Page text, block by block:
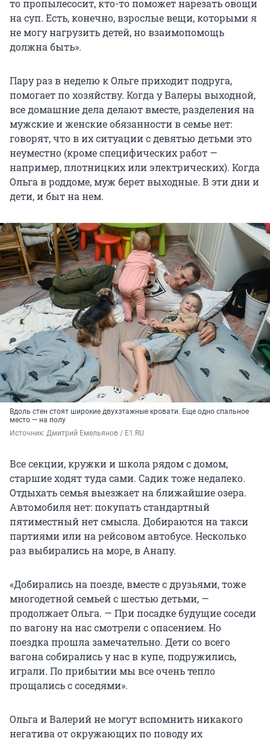
то пропылесосит, кто-то поможет нарезать овощи
на суп. Есть, конечно, взрослые вещи, которыми я
не могу нагрузить детей, но взаимопомощь
должна быть».
Пару раз в неделю к Ольге приходит подруга,
помогает по хозяйству. Когда у Валеры выходной,
все домашние дела делают вместе, разделения на
мужские и женские обязанности в семье нет:
говорят, что в их ситуации с девятью детьми это
неуместно (кроме специфических работ —
например, плотницких или электрических). Когда
Ольга в роддоме, муж берет выходные. В эти дни и
дети, и быт на нем.
Вдоль стен стоят широкие двухэтажные кровати. Еще одно спальное
место — на полу
Источник: Дмитрий Емельянов / E1.RU
Все секции, кружки и школа рядом с домом,
старшие ходят туда сами. Садик тоже недалеко.
Отдыхать семья выезжает на ближайшие озера.
Автомобиля нет: покупать стандартный
пятиместный нет смысла. Добираются на такси
партиями или на рейсовом автобусе. Несколько
раз выбирались на море, в Анапу.
«Добирались на поезде, вместе с друзьями, тоже
многодетной семьей с шестью детьми, —
продолжает Ольга. — При посадке будущие соседи
по вагону на нас смотрели с опасением. Но
поездка прошла замечательно. Дети со всего
вагона собирались у нас в купе, подружились,
играли. По прибытии мы все очень тепло
прощались с соседями».
Ольга и Валерий не могут вспомнить никакого
негатива от окружающих по поводу их